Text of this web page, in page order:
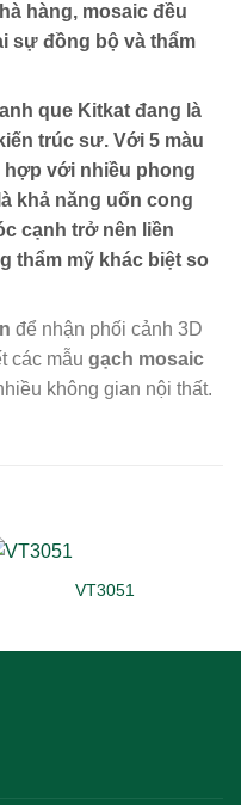
hàng, mosaic đều
sự đồng bộ và thẩm
que Kitkat đang là
trúc sư. Với 5 màu
hợp với nhiều phong
khả năng uốn cong
cạnh trở nên liền
thẩm mỹ khác biệt so
để nhận phối cảnh 3D
các mẫu gạch mosaic
không gian nội thất.
VT3051